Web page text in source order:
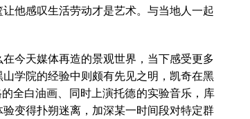
他感叹生活劳动才是艺术。与当地人一起
今天媒体再造的景观世界，当下感受更多
学院的经验中则颇有先见之明，凯奇在黑
全白油画、同时上演托德的实验音乐，库
变得扑朔迷离，加深某一时间段对特定群